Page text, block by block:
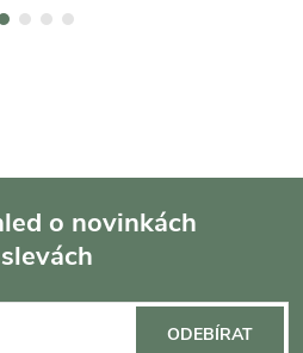
o novinkách
ODEBÍRAT